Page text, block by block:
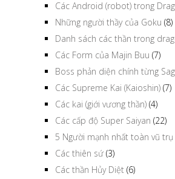
Các Android (robot) trong
Những người thầy của Goku (8)
Danh sách các thần trong
Các Form của Majin Buu (7)
Boss phản diện chính từng
Các Supreme Kai (Kaioshin) (7)
Các kai (giới vương thần) (4)
Các cấp độ Super Saiyan (22)
5 Người mạnh nhất toàn vũ trụ
Các thiên sứ (3)
Các thần Hủy Diệt (6)